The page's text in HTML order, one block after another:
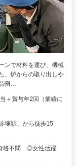
ンで材料を運び、機械
、炉からの取り出しや
例…
＋賞与年2回（業績に
塚駅」から徒歩15
格不問 ◎女性活躍